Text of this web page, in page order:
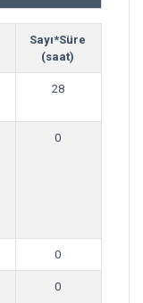
Sayı*Süre
(saat)
28
0
0
0